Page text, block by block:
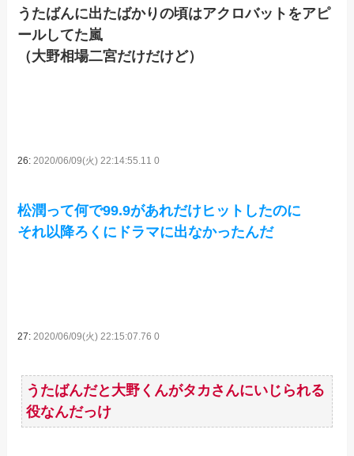
うたばんに出たばかりの頃はアクロバットをアピ
ールしてた嵐
（大野相場二宮だけだけど）
26:2020/06/09(火) 22:14:55.11 0
松潤って何で99.9があれだけヒットしたのに
それ以降ろくにドラマに出なかったんだ
27: 2020/06/09(火) 22:15:07.76 0
うたばんだと大野くんがタカさんにいじられる
役なんだっけ